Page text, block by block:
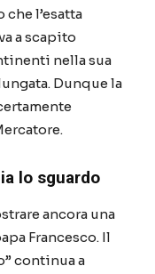
che l’esatta
a scapito
nella sua
Dunque la
lo sguardo
ancora una
Francesco. Il
” continua a